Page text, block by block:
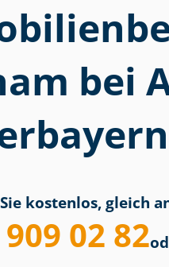
bei
kostenlos, gleich
02 82